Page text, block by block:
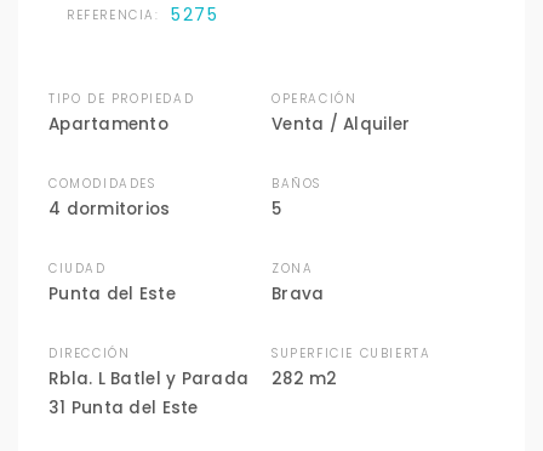
REFERENCIA: 5275
TIPO DE PROPIEDAD
Apartamento
OPERACIÓN
Venta / Alquiler
COMODIDADES
4 dormitorios
BAÑOS
5
CIUDAD
Punta del Este
ZONA
Brava
DIRECCIÓN
Rbla. L Batlel y Parada
31 Punta del Este
SUPERFICIE CUBIERTA
282 m2